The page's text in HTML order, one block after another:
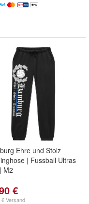
Ehre und Stolz
| Fussball Ultras
M2
€
€ Versand